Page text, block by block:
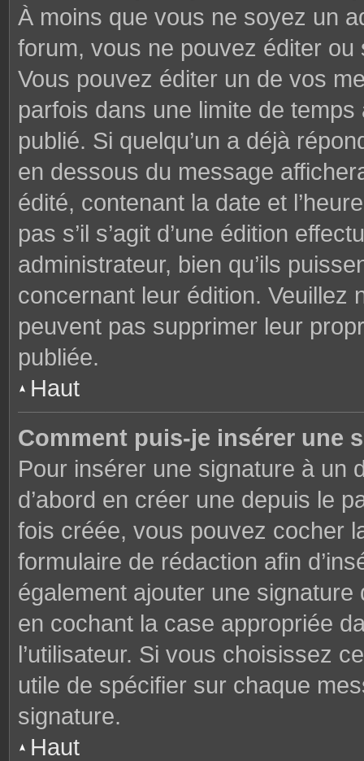
À moins que vous ne soyez un
forum, vous ne pouvez éditer
Vous pouvez éditer un de vos
parfois dans une limite de
publié. Si quelqu’un a déjà
en dessous du message
édité, contenant la date et
pas s’il s’agit d’une édition
administrateur, bien qu’ils
concernant leur édition. Veuillez
peuvent pas supprimer leur
publiée.
Haut
Comment puis-je insérer une
Pour insérer une signature à un
d’abord en créer une depuis le
fois créée, vous pouvez cocher
formulaire de rédaction afin
également ajouter une
en cochant la case appropriée
l’utilisateur. Si vous choisissez
utile de spécifier sur chaque
signature.
Haut